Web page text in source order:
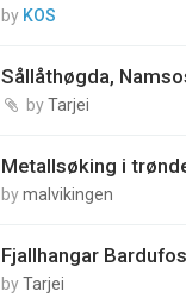
by KOS
Sållåthøgda,
byTarjei
Metallsøking i
bymalvikingen
Fjallhangar
byTarjei